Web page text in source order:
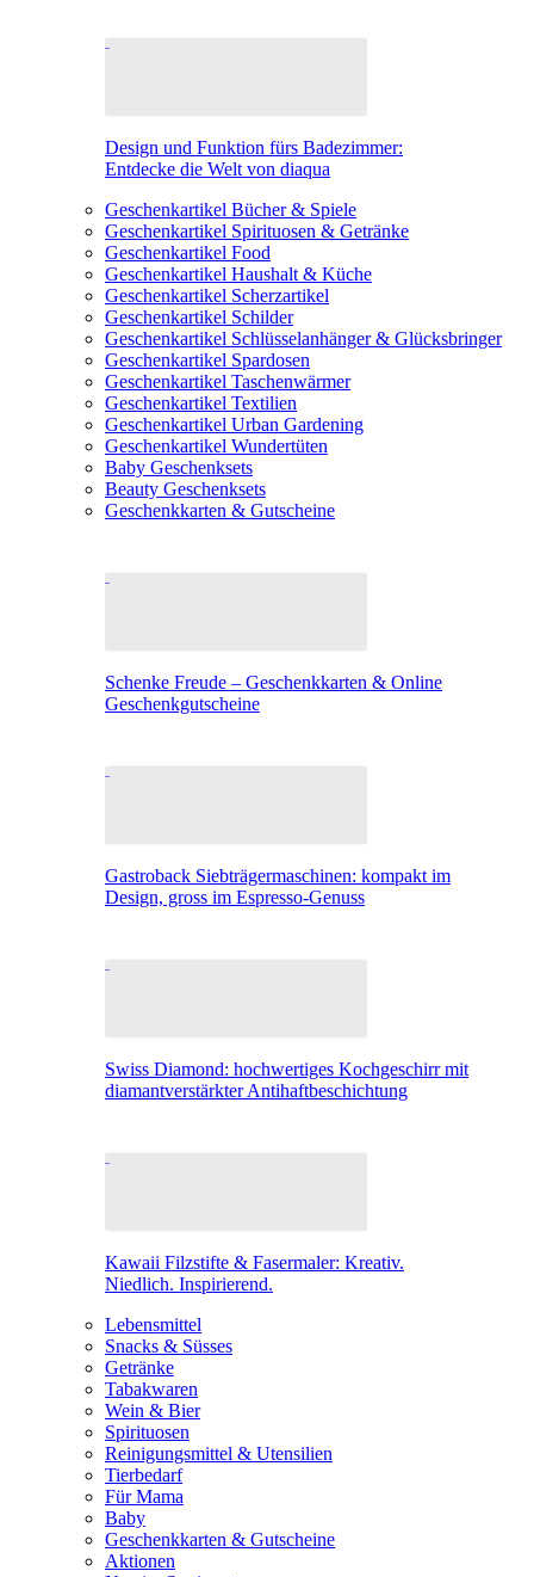
Design und Funktion fürs Badezimmer:
Entdecke die Welt von diaqua
Geschenkartikel Bücher & Spiele
Geschenkartikel Spirituosen & Getränke
Geschenkartikel Food
Geschenkartikel Haushalt & Küche
Geschenkartikel Scherzartikel
Geschenkartikel Schilder
Geschenkartikel Schlüsselanhänger & Glücksbringer
Geschenkartikel Spardosen
Geschenkartikel Taschenwärmer
Geschenkartikel Textilien
Geschenkartikel Urban Gardening
Geschenkartikel Wundertüten
Baby Geschenksets
Beauty Geschenksets
Geschenkkarten & Gutscheine
Schenke Freude – Geschenkkarten & Online
Geschenkgutscheine
Gastroback Siebträgermaschinen: kompakt im
Design, gross im Espresso-Genuss
Swiss Diamond: hochwertiges Kochgeschirr mit
diamantverstärkter Antihaftbeschichtung
Kawaii Filzstifte & Fasermaler: Kreativ.
Niedlich. Inspirierend.
Lebensmittel
Snacks & Süsses
Getränke
Tabakwaren
Wein & Bier
Spirituosen
Reinigungsmittel & Utensilien
Tierbedarf
Für Mama
Baby
Geschenkkarten & Gutscheine
Aktionen